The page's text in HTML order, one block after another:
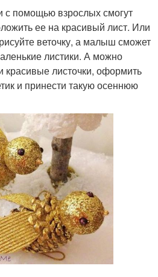
с помощью взрослых смогут
ее на красивый лист. Или
веточку, а малыш сможет
листики. А можно
красивые листочки, оформить
и принести такую осеннюю